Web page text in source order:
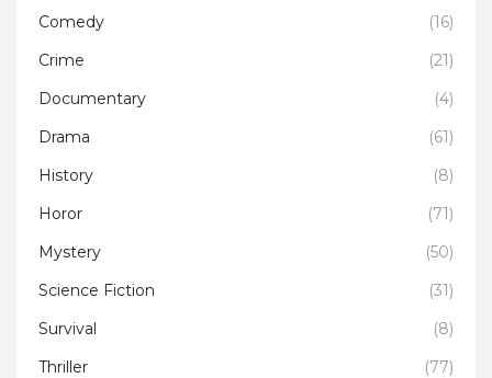
Comedy
(16)
Crime
(21)
Documentary
(4)
Drama
(61)
History
(8)
Horor
(71)
Mystery
(50)
Science Fiction
(31)
Survival
(8)
Thriller
(77)